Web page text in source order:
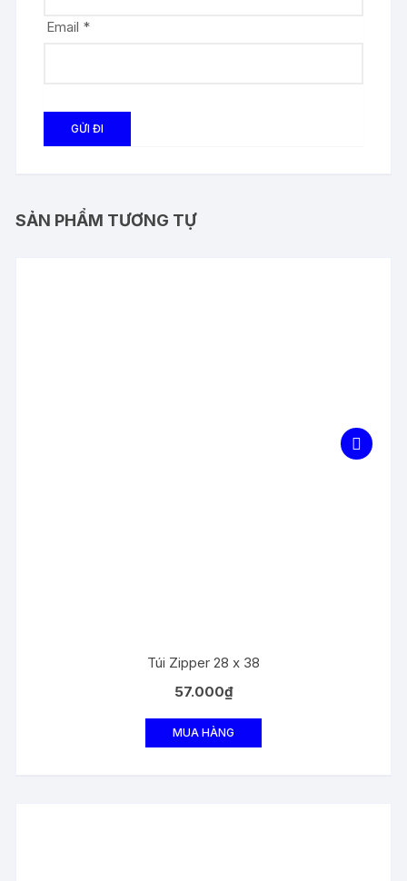
Email *
SẢN PHẨM TƯƠNG TỰ
Túi Zipper 28 x 38
57.000₫
MUA HÀNG